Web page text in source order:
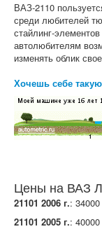
ВАЗ-2110
среди любителей
стайлинг-
автолюбителям
изменять облик
Хочешь себе
Цены на ВАЗ
21101 2006 г.:
21101 2005 г.: